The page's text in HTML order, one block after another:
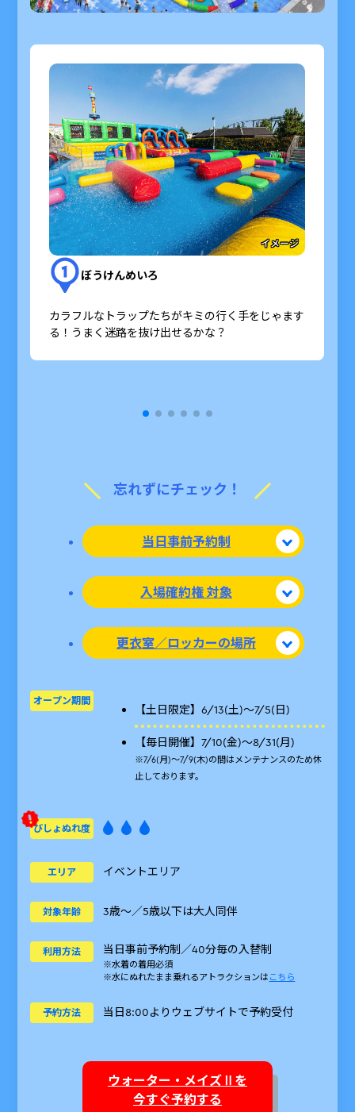
イメージ
ぼうけんめいろ
カラフルなトラップたちがキミの行く手をじゃます
る！うまく迷路を抜け出せるかな？
忘れずにチェック！
当日事前予約制
入場確約権 対象
更衣室／ロッカーの場所
オープン期間
【土日限定】6/13(土)〜7/5(日)
【毎日開催】7/10(金)〜8/31(月)
※7/6(月)～7/9(木)の間はメンテナンスのため休
止しております。
びしょぬれ度
エリア イベントエリア
対象年齢 3歳～／5歳以下は大人同伴
利用方法 当日事前予約制／40分毎の入替制
※水着の着用必須
※水にぬれたまま乗れるアトラクションは こちら
予約方法 当日8:00よりウェブサイトで予約受付
ウォーター・メイズⅡを
今すぐ予約する